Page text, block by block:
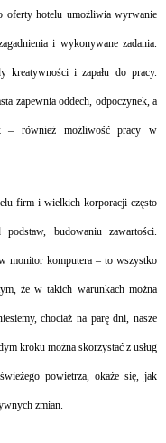
oferty hotelu umożliwia wyrwanie
i wykonywane zadania.
kreatywności i zapału do pracy.
zapewnia oddech, odpoczynek, a
– również możliwość pracy w
firm i wielkich korporacji często
budowaniu zawartości.
monitor komputera – to wszystko
że w takich warunkach można
chociaż na parę dni, nasze
kroku można skorzystać z usług
powietrza, okaże się, jak
zmian.